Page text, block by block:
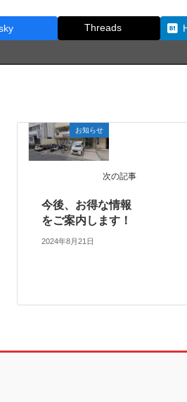
Threads
お知らせ
次の記事
今後、お得な情報
をご案内します！
2024年8月21日